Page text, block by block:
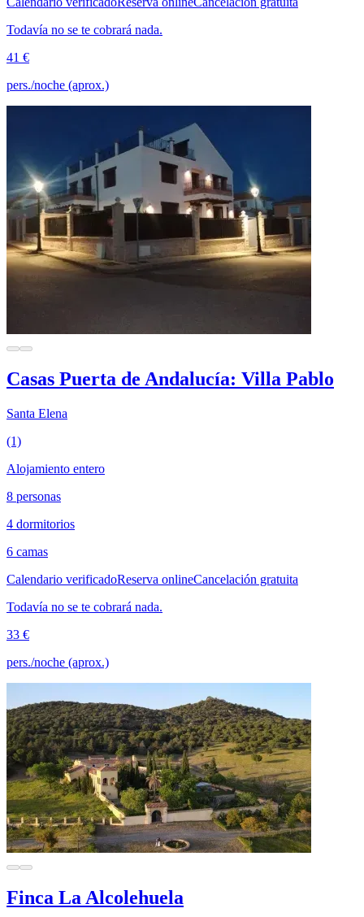
Todavía no se te cobrará nada.
41 €
pers./noche (aprox.)
Casas Puerta de Andalucía: Villa Pablo
Santa Elena
(1)
Alojamiento entero
8 personas
4 dormitorios
6 camas
Calendario verificadoReserva onlineCancelación gratuita
Todavía no se te cobrará nada.
33 €
pers./noche (aprox.)
Finca La Alcolehuela